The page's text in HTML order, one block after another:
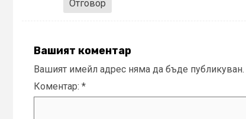
Отговор
Вашият коментар
Вашият имейл адрес няма да бъде публикуван.
Коментар: *